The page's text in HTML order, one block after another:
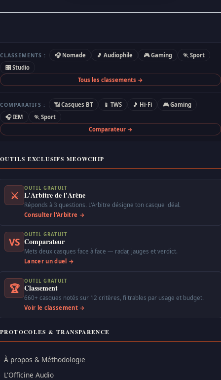
CLASSEMENTS : 🎧 Nomade 🎵 Audiophile 🎮 Gaming
🏃 Sport
🎛 Studio
Tous les classements →
COMPARATIFS : 📶 Casques BT 📱 TWS 🎵 Hi-Fi
🎮 Gaming
🎧 IEM
🏃 Sport
Comparateur →
OUTILS EXCLUSIFS MEOWCHIP
⚔
OUTIL GRATUIT
L'Arbitre de l'Arène
Réponds à 3 questions. L'Arbitre désigne ton casque idéal.
Consulter l'Arbitre →
VS
OUTIL GRATUIT
Comparateur
Mets deux casques face à face — radar, jauges et verdict.
Lancer un duel →
🏆
OUTIL GRATUIT
Classement
660+ casques notés sur 12 critères, filtrables par usage et budget.
Voir le classement →
PROTOCOLES & TRANSPARENCE
À propos & Méthodologie
L'Officine Audio